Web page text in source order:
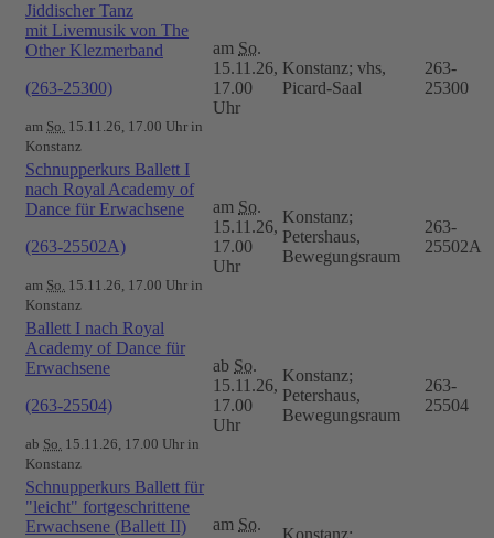
Jiddischer Tanz
mit Livemusik von The
Other Klezmerband
(263-25300)
am So. 15.11.26, 17.00 Uhr in
Konstanz
am So.
15.11.26,
17.00
Uhr
Konstanz; vhs,
Picard-Saal
263-
25300
Schnupperkurs Ballett I
nach Royal Academy of
Dance für Erwachsene
(263-25502A)
am So. 15.11.26, 17.00 Uhr in
Konstanz
am So.
15.11.26,
17.00
Uhr
Konstanz;
Petershaus,
Bewegungsraum
263-
25502A
Ballett I nach Royal
Academy of Dance für
Erwachsene
(263-25504)
ab So. 15.11.26, 17.00 Uhr in
Konstanz
ab So.
15.11.26,
17.00
Uhr
Konstanz;
Petershaus,
Bewegungsraum
263-
25504
Schnupperkurs Ballett für
"leicht" fortgeschrittene
Erwachsene (Ballett II)
am So.